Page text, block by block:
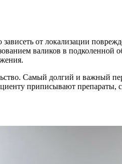
от локализации
валиков в подколенной
Самый долгий и важный
приписывают препараты,